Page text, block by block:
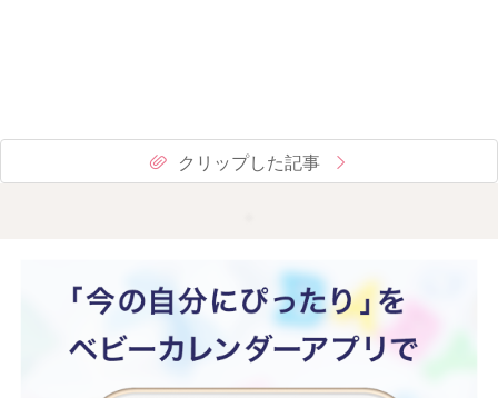
クリップした記事